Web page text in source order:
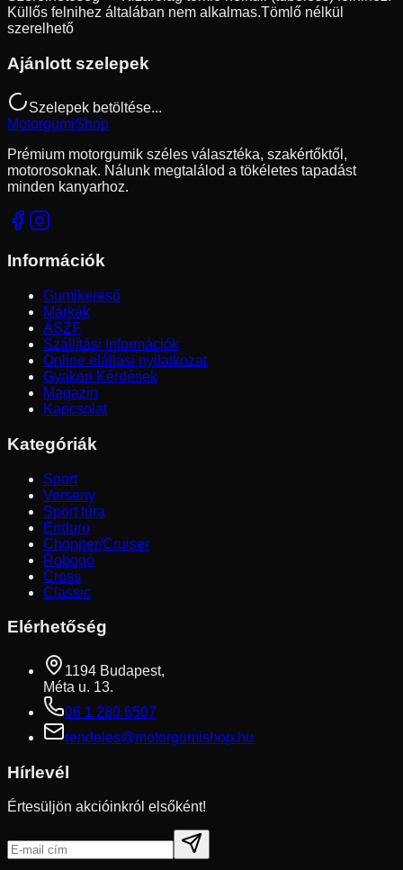
Küllős felnihez általában nem alkalmas.Tömlő nélkül
szerelhető
Ajánlott szelepek
Szelepek betöltése...
MotorgumiShop
Prémium motorgumik széles választéka, szakértőktől,
motorosoknak. Nálunk megtalálod a tökéletes tapadást
minden kanyarhoz.
Információk
Gumikereső
Márkák
ÁSZF
Szállítási Információk
Online elállási nyilatkozat
Gyakori Kérdések
Magazin
Kapcsolat
Kategóriák
Sport
Verseny
Sport túra
Enduro
Chopper/Cruiser
Robogó
Cross
Classic
Elérhetőség
1194 Budapest,
Méta u. 13.
06 1 280 6567
rendeles@motorgumishop.hu
Hírlevél
Értesüljön akcióinkról elsőként!